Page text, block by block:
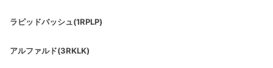
ラピッドバッシュ(1RPLP)
アルファルド(3RKLK)